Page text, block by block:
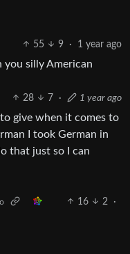
55 9 · 1 year ago
you silly American
28 7 · 1 year ago
give when it comes to
I took German in
that just so I can
16 2
·